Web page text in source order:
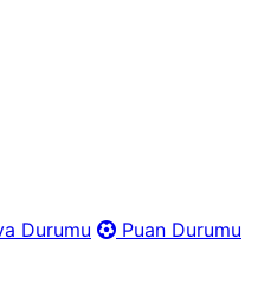
Durumu
Puan Durumu